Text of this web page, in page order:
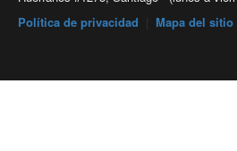
Política de privacidad
Mapa del sitio